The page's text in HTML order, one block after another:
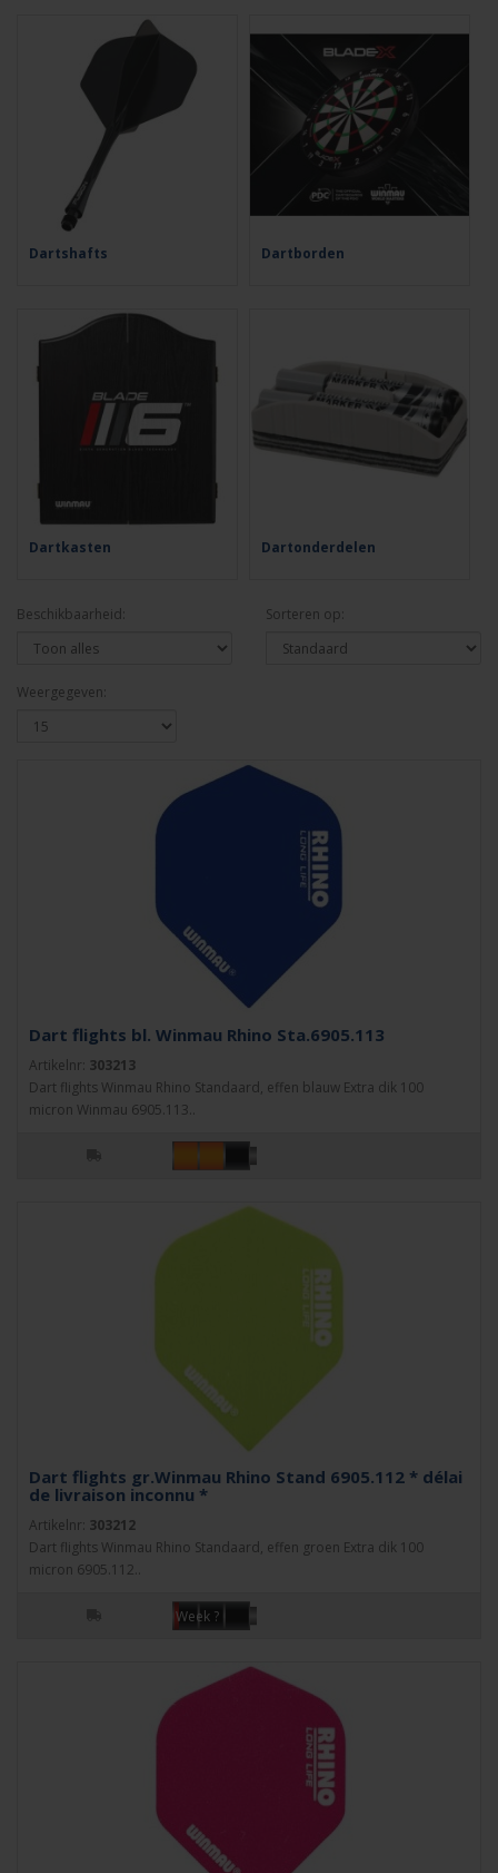
Dartshafts Dartborden
Dartkasten Dartonderdelen
Beschikbaarheid: Sorteren op:
Weergegeven:
Dart flights bl. Winmau Rhino Sta.6905.113
Artikelnr: 303213
Dart flights Winmau Rhino Standaard, effen blauw Extra dik 100
micron Winmau 6905.113..
Dart flights gr.Winmau Rhino Stand 6905.112 * délai
de livraison inconnu *
Artikelnr: 303212
Dart flights Winmau Rhino Standaard, effen groen Extra dik 100
micron 6905.112..
Week ?